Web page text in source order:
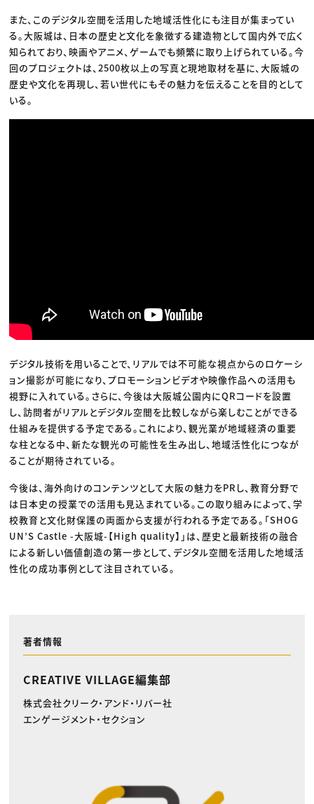
また、このデジタル空間を活用した地域活性化にも注目が集まってい
る。大阪城は、日本の歴史と文化を象徴する建造物として国内外で広く
知られており、映画やアニメ、ゲームでも頻繁に取り上げられている。今
回のプロジェクトは、2500枚以上の写真と現地取材を基に、大阪城の
歴史や文化を再現し、若い世代にもその魅力を伝えることを目的として
いる。
デジタル技術を用いることで、リアルでは不可能な視点からのロケーシ
ョン撮影が可能になり、プロモーションビデオや映像作品への活用も
視野に入れている。さらに、今後は大阪城公園内にQRコードを設置
し、訪問者がリアルとデジタル空間を比較しながら楽しむことができる
仕組みを提供する予定である。これにより、観光業が地域経済の重要
な柱となる中、新たな観光の可能性を生み出し、地域活性化につなが
ることが期待されている。
今後は、海外向けのコンテンツとして大阪の魅力をPRし、教育分野で
は日本史の授業での活用も見込まれている。この取り組みによって、学
校教育と文化財保護の両面から支援が行われる予定である。「SHOG
UN’S Castle -大阪城-【High quality】」は、歴史と最新技術の融合
による新しい価値創造の第一歩として、デジタル空間を活用した地域活
性化の成功事例として注目されている。
著者情報
CREATIVE VILLAGE編集部
株式会社クリーク・アンド・リバー社
エンゲージメント・セクション